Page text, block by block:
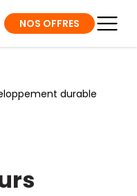
NOS OFFRES
durable